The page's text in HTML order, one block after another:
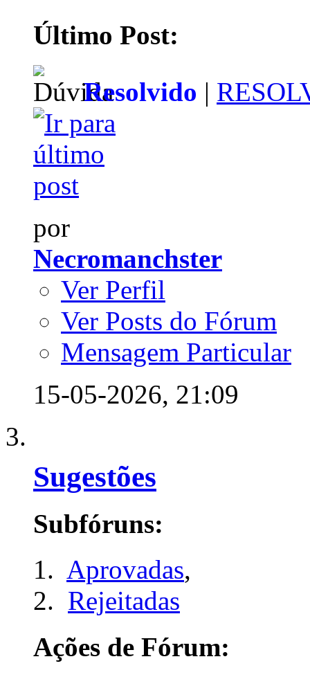
Último Post:
Resolvido |
por
Necromanchster
Ver Perfil
Ver Posts do Fórum
Mensagem Particular
15-05-2026, 21:09
Sugestões
Subfóruns:
Aprovadas,
Rejeitadas
Ações de Fórum: